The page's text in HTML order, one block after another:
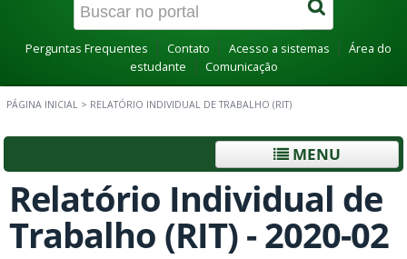
Perguntas Frequentes Contato Acesso a sistemas
Área do
estudante
Comunicação
PÁGINA INICIAL > RELATÓRIO INDIVIDUAL DE TRABALHO (RIT)
MENU
Relatório Individual de
Trabalho (RIT) - 2020-02